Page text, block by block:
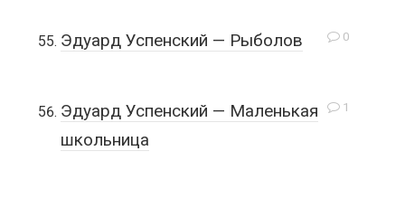
0
Эдуард Успенский — Рыболов
1
Эдуард Успенский — Маленькая
школьница